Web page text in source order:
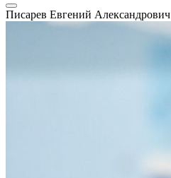
Писарев Евгений Александрович